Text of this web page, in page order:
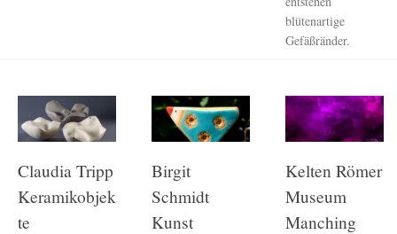
blütenartige
Gefäßränder.
Claudia Tripp
Keramikobjek
te
Birgit
Schmidt
Kunst
Kelten Römer
Museum
Manching